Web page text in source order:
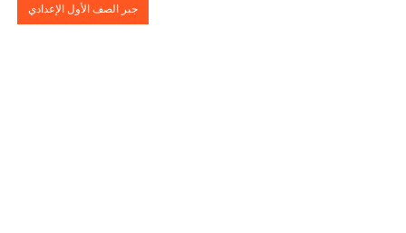
جبر الصف الأول الإعدادي